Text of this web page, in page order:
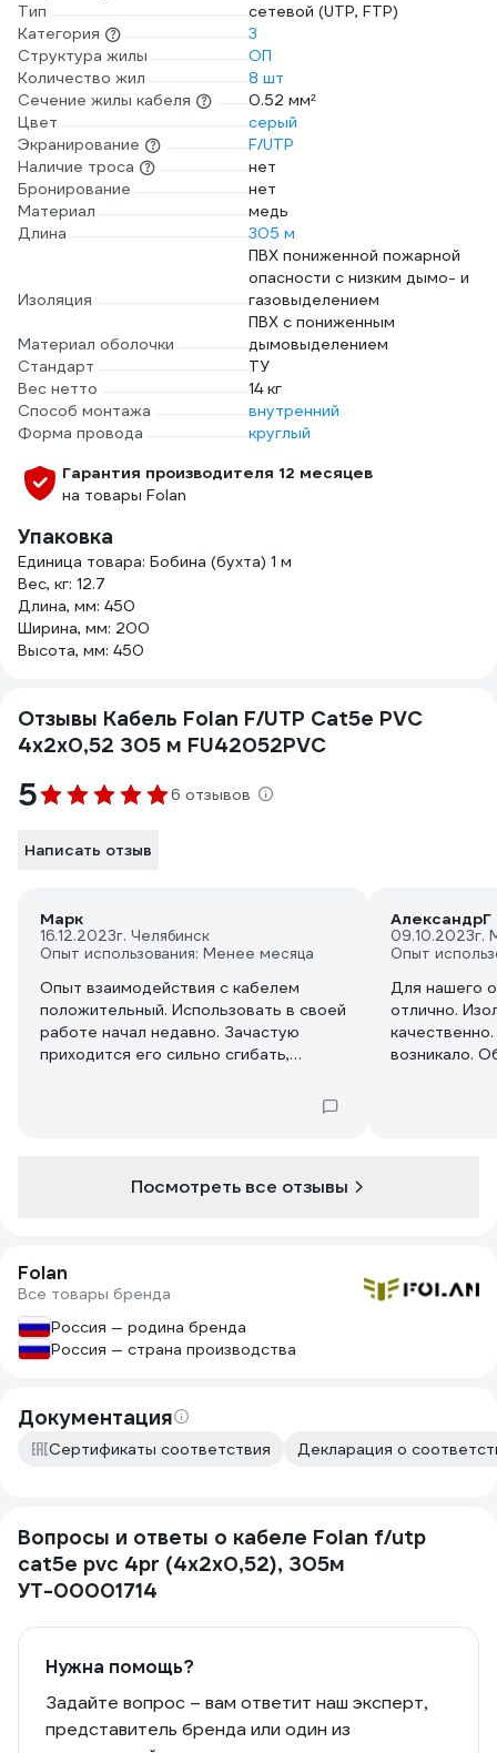
Тип
сетевой (UTP, FTP)
Категория
3
Структура жилы
ОП
Количество жил
8 шт
Сечение жилы кабеля
0.52 мм²
Цвет
серый
Экранирование
F/UTP
Наличие троса
нет
Бронирование
нет
Материал
медь
Длина
305 м
Изоляция
ПВХ пониженной пожарной
опасности с низким дымо- и
газовыделением
Материал оболочки
ПВХ с пониженным
дымовыделением
Стандарт
ТУ
Вес нетто
14 кг
Способ монтажа
внутренний
Форма провода
круглый
Гарантия производителя 12 месяцев
на товары Folan
Упаковка
Единица товара: Бобина (бухта) 1 м
Вес, кг: 12.7
Длина, мм: 450
Ширина, мм: 200
Высота, мм: 450
Отзывы Кабель Folan F/UTP Cat5e PVC
4х2х0,52 305 м FU42052PVC
5 6 отзывов
Написать отзыв
Марк
16.12.2023г. Челябинск
Опыт использования: Менее месяца
Опыт взаимодействия с кабелем
положительный. Использовать в своей
работе начал недавно. Зачастую
приходится его сильно сгибать,
отражается на качестве соединения.
АлександрГ
09.10.2023г.
Опыт
Для нашего
отлично.
возникало.
Посмотреть все отзывы
Folan
Все товары бренда
Россия — родина бренда
Россия — страна производства
Документация
Сертификаты соответствия Декларация о
Вопросы и ответы о кабеле Folan f/utp
cat5e pvc 4pr (4x2х0,52), 305м
УТ-00001714
Нужна помощь?
Задайте вопрос – вам ответит наш эксперт,
представитель бренда или один из